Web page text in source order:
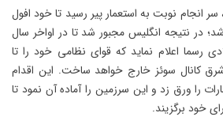
انجام نوبت به استعمار پیر رسید تا خود افول
در نتیجه انگلیس مجبور شد تا در اواخر سال
اوایل سال 1968میلادی رسما اعلام نماید که قوای نظامی خود را تا
میلادی از شرق کانال سوئز خارج خواهد ساخت. این اقدام
را ورق زد و این سرزمین را آماده آن نمود تا
خود برگزیند.